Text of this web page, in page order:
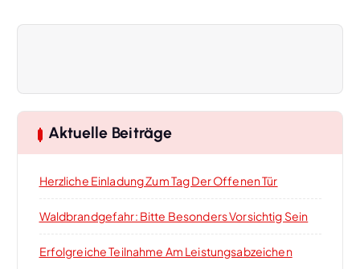
g
s
-
Aktuelle Beiträge
Herzliche Einladung Zum Tag Der Offenen Tür
Waldbrandgefahr: Bitte Besonders Vorsichtig Sein
Erfolgreiche Teilnahme Am Leistungsabzeichen